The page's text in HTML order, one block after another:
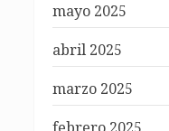
mayo 2025
abril 2025
marzo 2025